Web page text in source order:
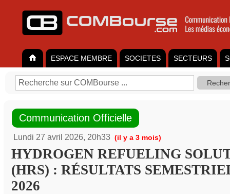
ESPACE MEMBRE SOCIETES SECTEURS
Communication Officielle
Lundi 27 avril 2026, 20h33 (il y a 3 mois)
HYDROGEN REFUELING
(HRS) : RÉSULTATS
2026